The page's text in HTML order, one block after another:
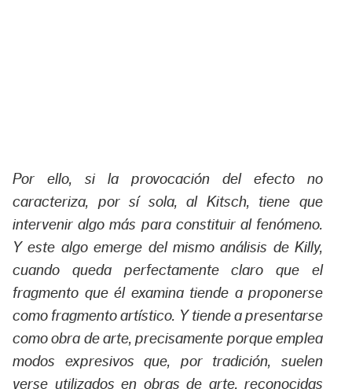
Por ello, si la provocación del efecto no
caracteriza, por sí sola, al Kitsch, tiene que
intervenir algo más para constituir al fenómeno.
Y este algo emerge del mismo análisis de Killy,
cuando queda perfectamente claro que el
fragmento que él examina tiende a proponerse
como fragmento artístico. Y tiende a presentarse
como obra de arte, precisamente porque emplea
modos expresivos que, por tradición, suelen
verse utilizados en obras de arte, reconocidas